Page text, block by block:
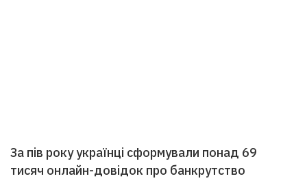
За пів року українці сформували понад 69
тисяч онлайн-довідок про банкрутство